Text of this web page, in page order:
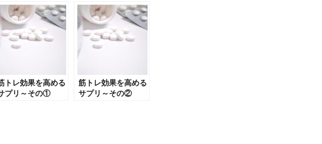
トレ効果を高める
プリ～その①
筋トレ効果を高める
サプリ～その②